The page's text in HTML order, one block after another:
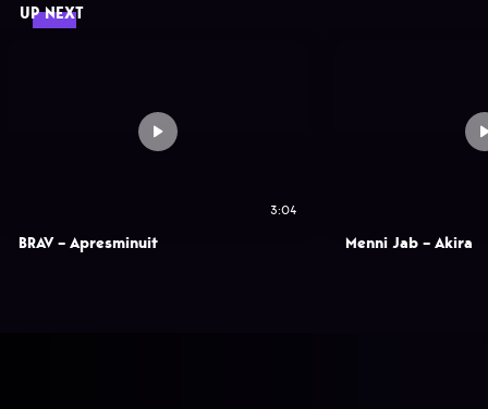
UP NEXT
3:04
BRAV – Apresminuit Menni Jab – Akira